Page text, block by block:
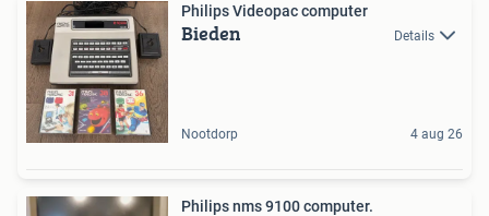
Philips Videopac computer
Bieden Details
Nootdorp 4 aug 26
Philips nms 9100 computer.